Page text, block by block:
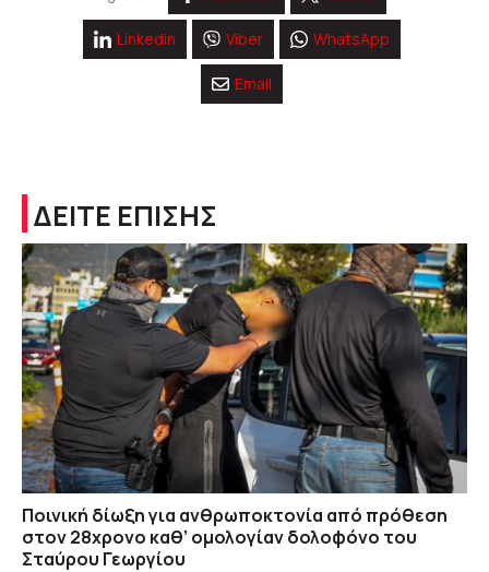
Linkedin Viber WhatsApp
Email
ΔΕΙΤΕ ΕΠΙΣΗΣ
Ποινική δίωξη για ανθρωποκτονία από πρόθεση
στον 28χρονο καθ’ ομολογίαν δολοφόνο του
Σταύρου Γεωργίου